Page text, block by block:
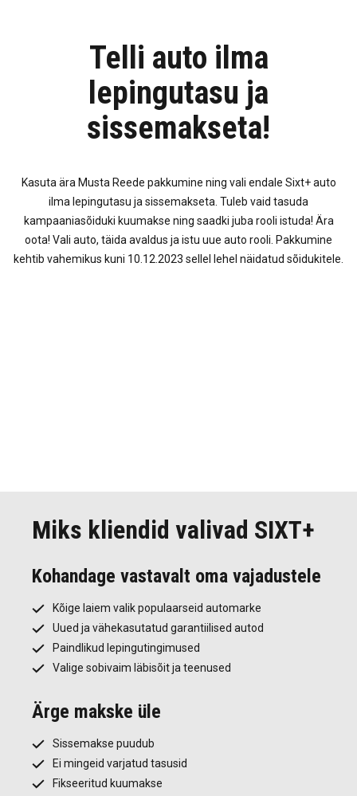
Telli auto ilma
lepingutasu ja
sissemakseta!
Kasuta ära Musta Reede pakkumine ning vali endale Sixt+ auto
ilma lepingutasu ja sissemakseta. Tuleb vaid tasuda
kampaaniasõiduki kuumakse ning saadki juba rooli istuda! Ära
oota! Vali auto, täida avaldus ja istu uue auto rooli. Pakkumine
kehtib vahemikus kuni 10.12.2023 sellel lehel näidatud sõidukitele.
Miks kliendid valivad SIXT+
Kohandage vastavalt oma vajadustele
Kõige laiem valik populaarseid automarke
Uued ja vähekasutatud garantiilised autod
Paindlikud lepingutingimused
Valige sobivaim läbisõit ja teenused
Ärge makske üle
Sissemakse puudub
Ei mingeid varjatud tasusid
Fikseeritud kuumakse